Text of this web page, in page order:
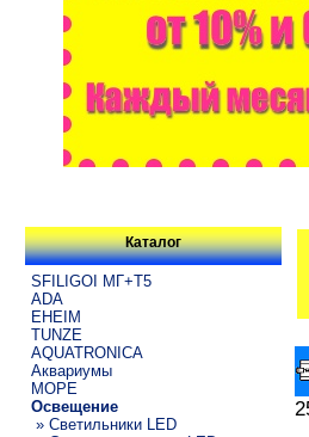
Каталог
SFILIGOI МГ+Т5
ADA
EHEIM
TUNZE
AQUATRONICA
Аквариумы
МОРЕ
Освещение
» Светильники LED